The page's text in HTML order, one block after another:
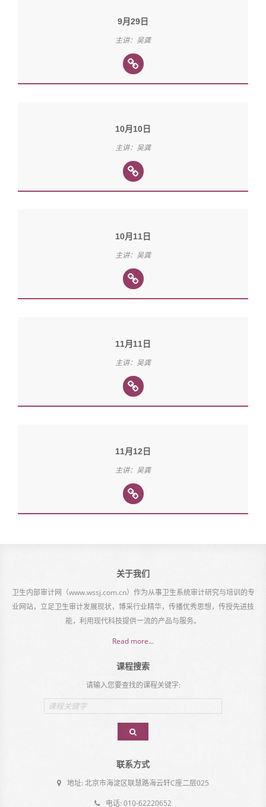
9月29日
主讲：吴龚
10月10日
主讲：吴龚
10月11日
主讲：吴龚
11月11日
主讲：吴龚
11月12日
主讲：吴龚
关于我们
卫生内部审计网（www.wssj.com.cn）作为从事卫生系统审计研究与培训的专
业网站，立足卫生审计发展现状，博采行业精华，传播优秀思想，传授先进技
能，利用现代科技提供一流的产品与服务。
Read more...
课程搜索
请输入您要查找的课程关键字:
Email
address
联系方式
地址: 北京市海淀区联慧路海云轩C座二层025
电话: 010-62220652